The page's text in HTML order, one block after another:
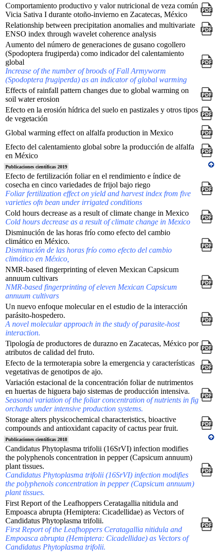
Comportamiento productivo y valor nutricional de veza común
Vicia Sativa I durante otoño-invierno en Zacatecas, México
Relationship between precipitation anomalies and multivariate
ENSO index through wavelet coherence analysis
Aumento del número de generaciones de gusano cogollero
(Spodoptera frugiperda) como indicador del calentamiento
global
Increase of the number of broods of Fall Armyworm
(Spodoptera frugiperda) as an indicator of global warming
Effects of rainfall pattern changes due to global warming on
soil water erosion
Efecto en la erosión hídrica del suelo en pastizales y otros tipos
de vegetación
Global warming effect on alfalfa production in Mexico
Efecto del calentamiento global sobre la producción de alfalfa
en México
Publicaciones científicas 2019
Efecto de fertilización foliar en el rendimiento e índice de
cosecha en cinco variedades de frijol bajo riego
Foliar fertilization effect on yield and harvest index from five
varieties ofn bean under irrigated conditions
Cold hours decrease as a result of climate change in Mexico
Cold hours decrease as a result of climate change in Mexico
Disminución de las horas frío como efecto del cambio
climático en México.
Disminución de las horas frío como efecto del cambio
climático en México,
NMR-based fingerprinting of eleven Mexican Capsicum
annuum cultivars
NMR-based fingerprinting of eleven Mexican Capsicum
annuum cultivars
Un nuevo enfoque molecular en el estudio de la interacción
parásito-hospedero.
A novel molecular approach in the study of parasite-host
interaction.
Tipología de productores de durazno en Zacatecas, México por
atributos de calidad del fruto.
Efecto de la termoterapia sobre la emergencia y características
vegetativas de genotipos de ajo.
Variación estacional de la concentración foliar de nutrimentos
en huertas de higuera bajo sistemas de producción intensiva.
Seasonal variation of the foliar concentration of nutrients in fig
orchards under intensive production systems.
Storage alters physicochemical characteristics, bioactive
compounds and antioxidant capacity of cactus pear fruit.
Publicaciones científicas 2018
Candidatus Phytoplasma trifolii (16SrVI) infection modifies
the polyphenols concentration in pepper (Capsicum annuum)
plant tissues.
Candidatus Phytoplasma trifolii (16SrVI) infection modifies
the polyphenols concentration in pepper (Capsicum annuum)
plant tissues.
First Report of the Leafhoppers Ceratagallia nitidula and
Empoasca abrupta (Hemiptera: Cicadellidae) as Vectors of
Candidatus Phytoplasma trifolii.
First Report of the Leafhoppers Ceratagallia nitidula and
Empoasca abrupta (Hemiptera: Cicadellidae) as Vectors of
Candidatus Phytoplasma trifolii.